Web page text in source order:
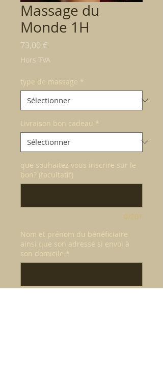
Massage du
Monde 1H
73,00 €
Hors TVA
type de massage *
Livraison bon cadeau *
que souhaitez vous inscrire sur le
bon? (facultatif)
0/201
Nom et prénom du bénéficiaire
ainsi que son adresse si envoi à
son domicile *